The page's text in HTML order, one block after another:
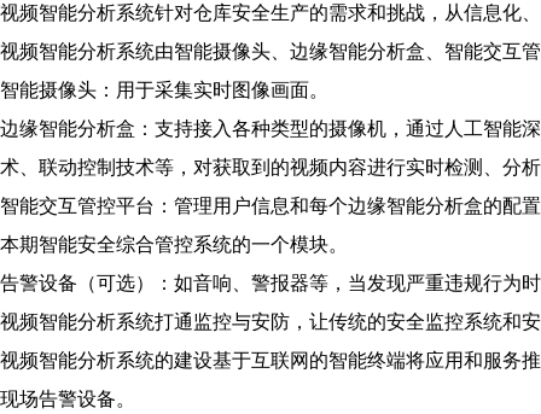
视频智能分析系统针对仓库安全生产的需求和挑战，从信息化
视频智能分析系统由智能摄像头、边缘智能分析盒、智能交互
智能摄像头：用于采集实时图像画面。
边缘智能分析盒：支持接入各种类型的摄像机，通过人工智能
术、联动控制技术等，对获取到的视频内容进行实时检测、分
智能交互管控平台：管理用户信息和每个边缘智能分析盒的配
本期智能安全综合管控系统的一个模块。
告警设备（可选）：如音响、警报器等，当发现严重违规行为
视频智能分析系统打通监控与安防，让传统的安全监控系统和
视频智能分析系统的建设基于互联网的智能终端将应用和服务
现场告警设备。